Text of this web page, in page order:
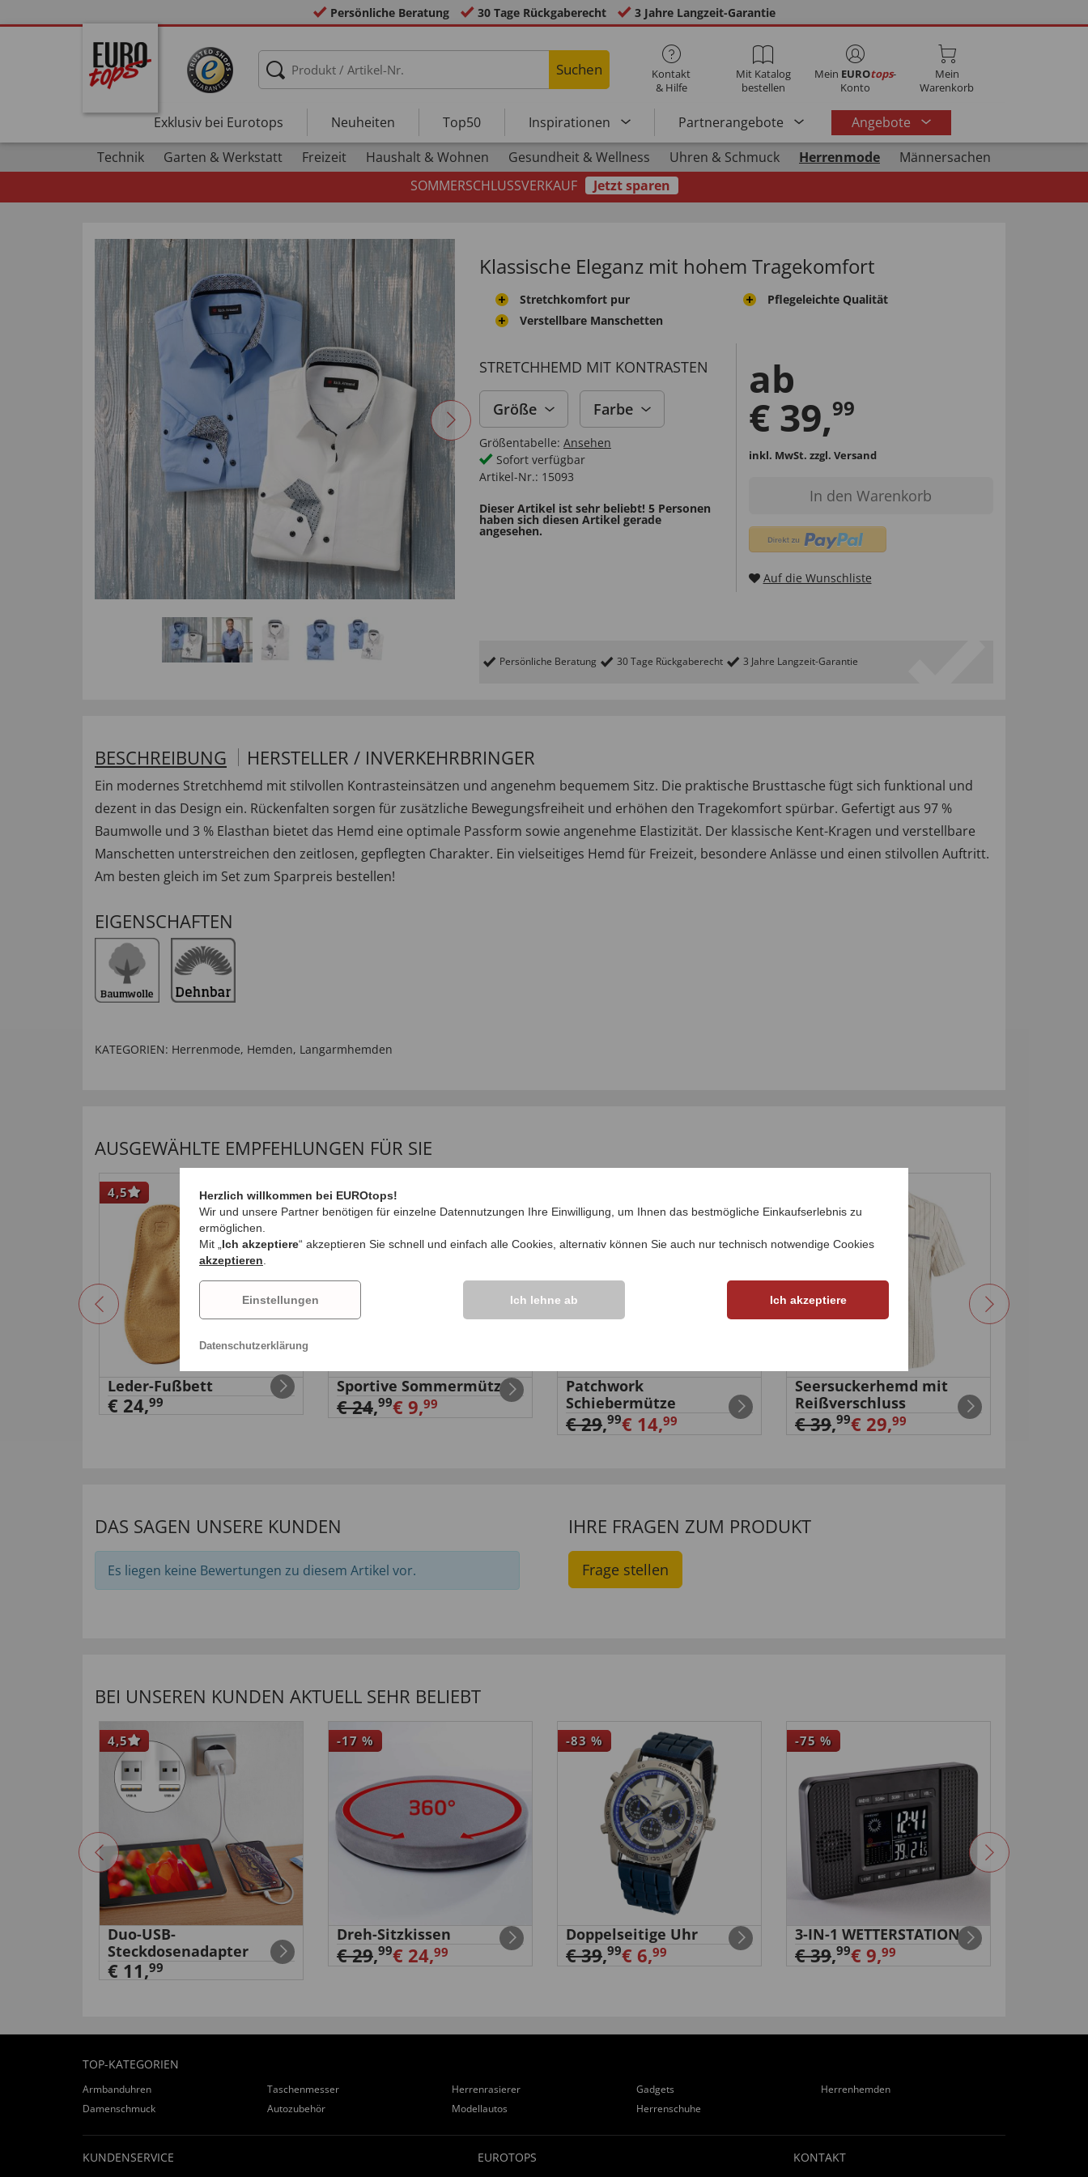
Persönliche Beratung 30 Tage Rückgaberecht 3 Jahre Langzeit-Garantie
Suchen
Kontakt
& Hilfe
Mit Katalog
bestellen
Mein EUROtops-
Konto
Mein
Warenkorb
Exklusiv bei Eurotops Neuheiten Top50 Inspirationen Partnerangebote
Angebote
Technik
Garten & Werkstatt Freizeit Haushalt & Wohnen Gesundheit & Wellness Uhren & Schmuck Herrenmode
Männersachen
SOMMERSCHLUSSVERKAUF
Jetzt sparen
Klassische Eleganz mit hohem Tragekomfort
Stretchkomfort pur
Verstellbare Manschetten
Pflegeleichte Qualität
STRETCHHEMD MIT KONTRASTEN
Größe Farbe
Größentabelle: Ansehen
Sofort verfügbar
Artikel-Nr.: 15093
Dieser Artikel ist sehr beliebt! 5 Personen
haben sich diesen Artikel gerade
angesehen.
ab
€ 39,99
inkl. MwSt. zzgl. Versand
In den Warenkorb
Auf die Wunschliste
Persönliche Beratung 30 Tage Rückgaberecht 3 Jahre Langzeit-Garantie
BESCHREIBUNG HERSTELLER / INVERKEHRBRINGER
Ein modernes Stretchhemd mit stilvollen Kontrasteinsätzen und angenehm bequemem Sitz. Die praktische Brusttasche fügt sich funktional und
dezent in das Design ein. Rückenfalten sorgen für zusätzliche Bewegungsfreiheit und erhöhen den Tragekomfort spürbar. Gefertigt aus 97 %
Baumwolle und 3 % Elasthan bietet das Hemd eine optimale Passform sowie angenehme Elastizität. Der klassische Kent-Kragen und verstellbare
Manschetten unterstreichen den zeitlosen, gepflegten Charakter. Ein vielseitiges Hemd für Freizeit, besondere Anlässe und einen stilvollen Auftritt.
Am besten gleich im Set zum Sparpreis bestellen!
EIGENSCHAFTEN
KATEGORIEN: Herrenmode, Hemden, Langarmhemden
AUSGEWÄHLTE EMPFEHLUNGEN FÜR SIE
4,5
Leder-Fußbett
€ 24,99
-60%
Sportive Sommermütze
€ 24,99€ 9,99
Patchwork
Schiebermütze
€ 29,99€ 14,99
Seersuckerhemd mit
Reißverschluss
€ 39,99€ 29,99
DAS SAGEN UNSERE KUNDEN
Es liegen keine Bewertungen zu diesem Artikel vor.
IHRE FRAGEN ZUM PRODUKT
Frage stellen
BEI UNSEREN KUNDEN AKTUELL SEHR BELIEBT
4,5
Duo-USB-
Steckdosenadapter
€ 11,99
-17 %
Dreh-Sitzkissen
€ 29,99€ 24,99
-83 %
Doppelseitige Uhr
€ 39,99€ 6,99
-75 %
3-IN-1 WETTERSTATION
€ 39,99€ 9,99
TOP-KATEGORIEN
Armbanduhren Taschenmesser Herrenrasierer Gadgets
Herrenhemden
Damenschmuck
Autozubehör Modellautos Herrenschuhe
KUNDENSERVICE EUROTOPS KONTAKT
Herzlich willkommen bei EUROtops!
Wir und unsere Partner benötigen für einzelne Datennutzungen Ihre Einwilligung, um Ihnen das bestmögliche Einkaufserlebnis zu
ermöglichen.
Mit „ Ich akzeptiere“ akzeptieren Sie schnell und einfach alle Cookies, alternativ können Sie auch nur technisch notwendige Cookies
akzeptieren
Einstellungen Ich lehne ab Ich akzeptiere
Datenschutzerklärung